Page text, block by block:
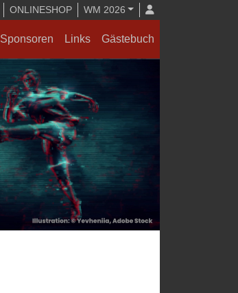
ONLINESHOP WM 2026
Sponsoren Links Gästebuch